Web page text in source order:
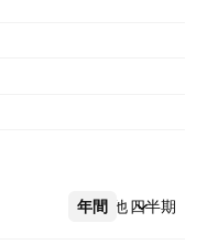
年間 四半期
その他